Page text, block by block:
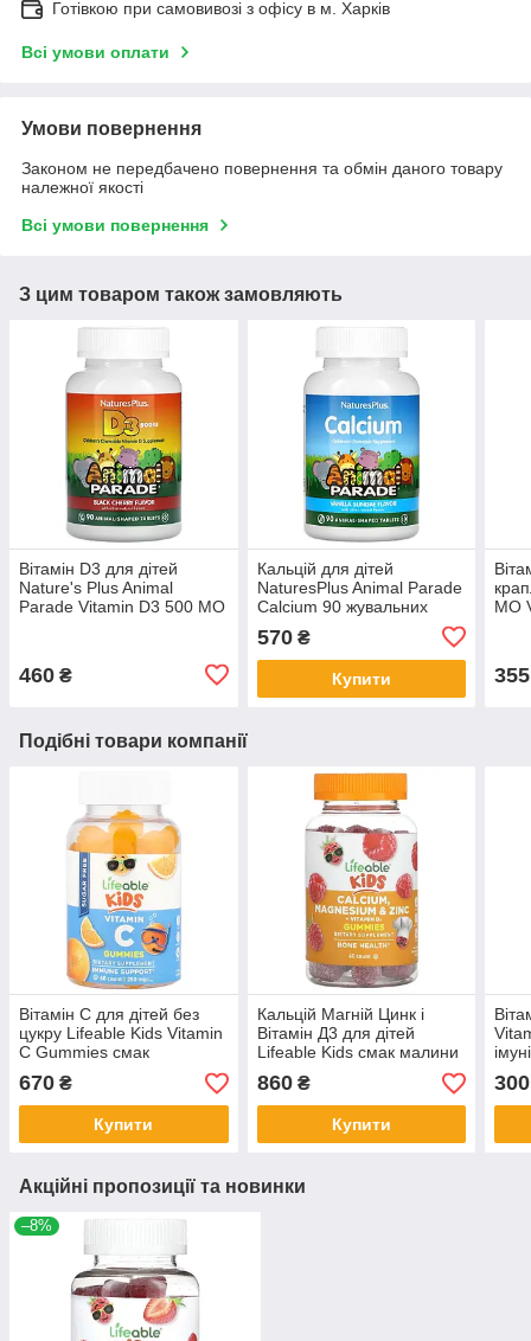
Готівкою при самовивозі з офісу в м. Харків
Всі умови оплати
Умови повернення
Законом не передбачено повернення та обмін даного товару
належної якості
Всі умови повернення
З цим товаром також замовляють
Вітамін D3 для дітей
Nature's Plus Animal
Parade Vitamin D3 500 МО
460 ₴
Кальцій для дітей
NaturesPlus Animal Parade
Calcium 90 жувальних
таблеток у формі тварин
570₴
Купити
МО
355
Подібні товари компанії
Вiтамiн С для дітей без
цукру Lifeable Kids Vitamin
C Gummies смак
апельсину 60 мармеладок
670 ₴
Купити
Кальцій Магній Цинк і
Вітамін Д3 для дітей
Lifeable Kids смак малини
60 мармеладок
860₴
Купити
180
300
Акційні пропозиції та новинки
–8%